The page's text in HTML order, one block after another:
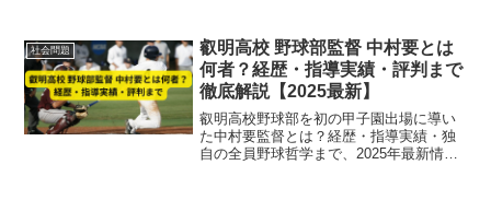
社会問題
叡明高校 野球部監督 中村要とは
何者？経歴・指導実績・評判まで
徹底解説【2025最新】
叡明高校野球部を初の甲子園出場に導い
た中村要監督とは？経歴・指導実績・独
自の全員野球哲学まで、2025年最新情報